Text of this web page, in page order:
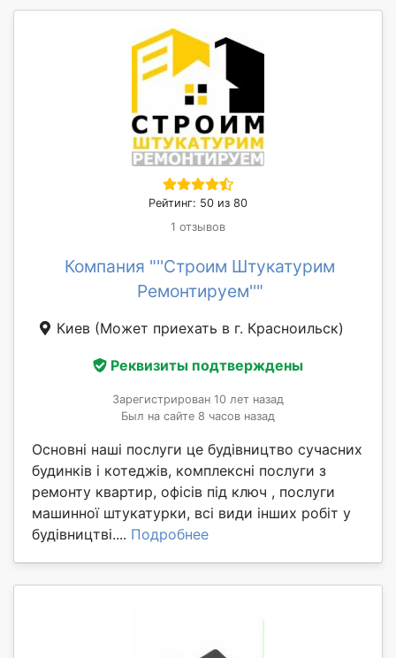
Рейтинг: 50 из 80
1 отзывов
Компания "''Строим Штукатурим
Ремонтируем''"
Киев (Может приехать в г. Красноильск)
Реквизиты подтверждены
Зарегистрирован 10 лет назад
Был на сайте 8 часов назад
Основні наші послуги це будівництво сучасних
будинків і котеджів, комплексні послуги з
ремонту квартир, офісів під ключ , послуги
машинної штукатурки, всі види інших робіт у
будівництві.... Подробнее